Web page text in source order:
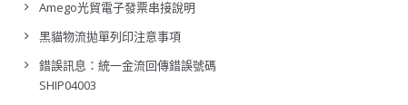
Amego光貿電子發票串接說明
黑貓物流拋單列印注意事項
錯誤訊息：統一金流回傳錯誤號碼
SHIP04003